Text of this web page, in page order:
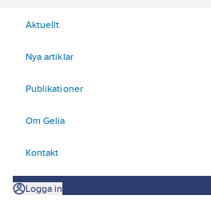
Aktuellt
Nya artiklar
Publikationer
Om Gelia
Kontakt
Logga in